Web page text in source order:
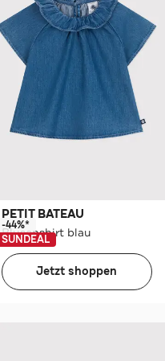
PETIT BATEAU
Blusenshirt blau
-44%*
SUNDEAL
Jetzt shoppen